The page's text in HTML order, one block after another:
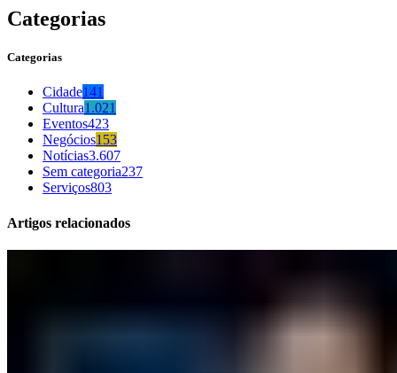
Categorias
Categorias
Cidade141
Cultura1.021
Eventos423
Negócios153
Notícias3.607
Sem categoria237
Serviços803
Artigos relacionados